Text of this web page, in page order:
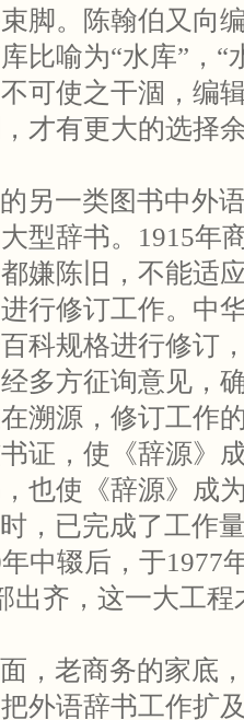
脚。陈翰伯又向
比喻为“水库”，“
可使之干涸，编
才有更大的选择
另一类图书中外
型辞书。1915年
嫌陈旧，不能适
行修订工作。中
科规格进行修订
多方征询意见，
溯源，修订工作
证，使《辞源》
也使《辞源》成
，已完成了工作
中辍后，于1977
出齐，这一大工程
，老商务的家底
外语辞书工作扩